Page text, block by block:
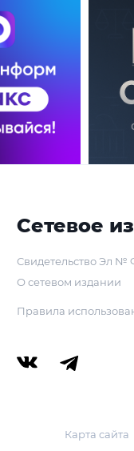
Сетевое
Свидетельство Эл №
О сетевом издании
Правила
Карта сайта